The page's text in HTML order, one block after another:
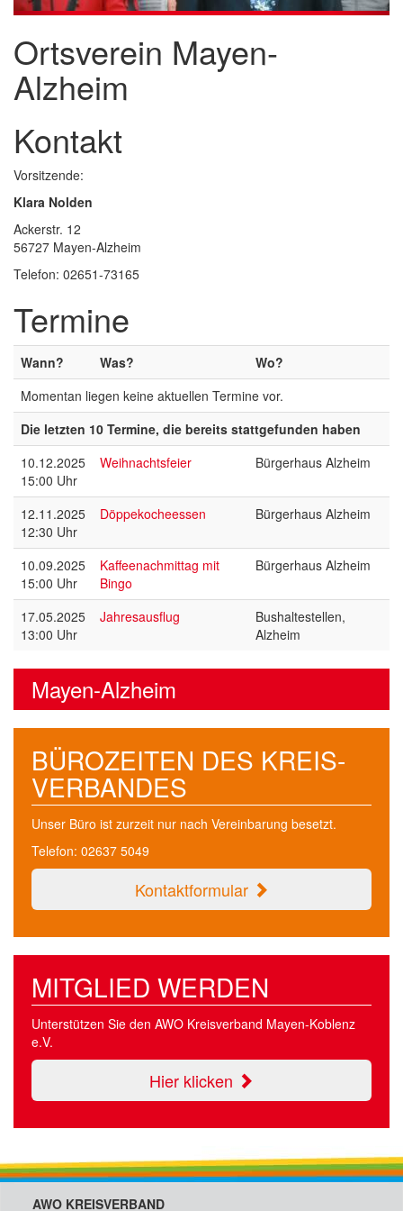
Ortsverein Mayen-
Alzheim
Kontakt
Vorsitzende:
Klara Nolden
Ackerstr. 12
56727 Mayen-Alzheim
Telefon: 02651-73165
Termine
Wann? Was?
Wo?
Momentan liegen keine aktuellen Termine vor.
Die letzten 10 Termine, die bereits stattgefunden haben
10.12.2025
15:00 Uhr
Weihnachtsfeier Bürgerhaus Alzheim
12.11.2025
12:30 Uhr
Döppekocheessen Bürgerhaus Alzheim
10.09.2025
15:00 Uhr
Kaffeenachmittag mit
Bingo
Bürgerhaus Alzheim
17.05.2025
13:00 Uhr
Jahresausflug
Bushaltestellen,
Alzheim
Mayen-Alzheim
BÜROZEITEN DES KREIS­
VERBANDES
Unser Büro ist zurzeit nur nach Vereinbarung besetzt.
Telefon: 02637 5049
Kontaktformular
MITGLIED WERDEN
Unterstützen Sie den AWO Kreisverband Mayen-Koblenz
e.V.
Hier klicken
AWO KREISVERBAND